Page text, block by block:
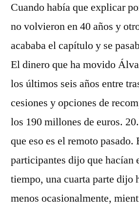
Cuando había que explicar
no volvieron en 40 años y
acababa el capítulo y se
El dinero que ha movido
los últimos seis años entre
cesiones y opciones de
los 190 millones de euros.
que eso es el remoto pasado.
participantes dijo que hacían
tiempo, una cuarta parte dijo
menos ocasionalmente,